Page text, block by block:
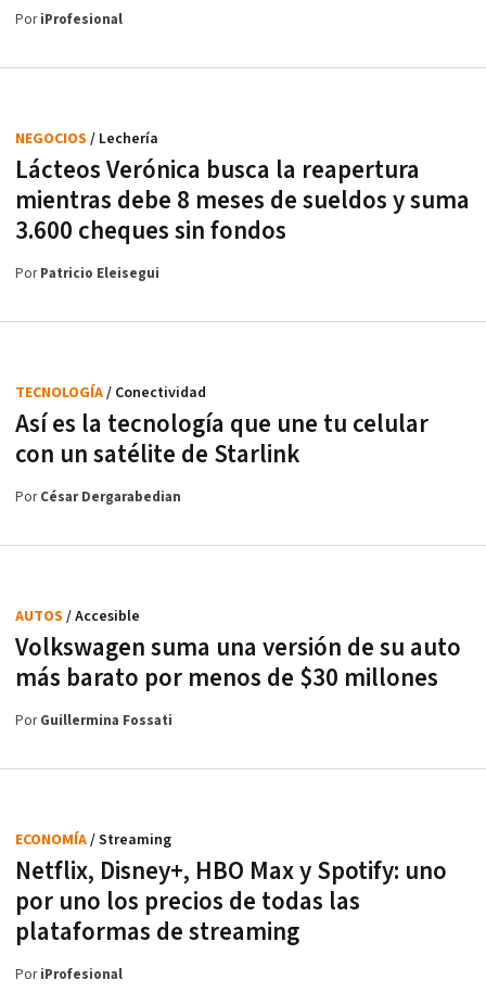
PoriProfesional
Lácteos Verónica busca la reapertura
mientras debe 8 meses de sueldos y suma
3.600 cheques sin fondos
NEGOCIOS / Lechería
PorPatricio Eleisegui
Así es la tecnología que une tu celular
con un satélite de Starlink
TECNOLOGÍA/ Conectividad
PorCésar Dergarabedian
Volkswagen suma una versión de su auto
más barato por menos de $30 millones
AUTOS / Accesible
PorGuillermina Fossati
Netflix, Disney+, HBO Max y Spotify: uno
por uno los precios de todas las
plataformas de streaming
ECONOMÍA/ Streaming
PoriProfesional